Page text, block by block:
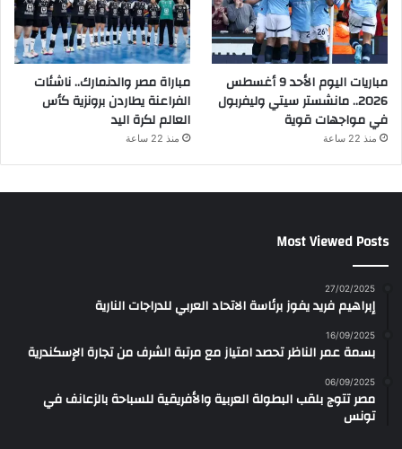
مباريات اليوم الأحد 9 أغسطس
2026.. مانشستر سيتي وليفربول
في مواجهات قوية
منذ 22 ساعة
مباراة مصر والدنمارك.. ناشئات
الفراعنة يطاردن برونزية كأس
العالم لكرة اليد
منذ 22 ساعة
Most Viewed Posts
27/02/2025
إبراهيم فريد يفوز برئاسة الاتحاد العربي للدراجات النارية
16/09/2025
بسمة عمر الناظر تحصد امتياز مع مرتبة الشرف من تجارة الإسكندرية
06/09/2025
مصر تتوج بلقب البطولة العربية والأفريقية للسباحة بالزعانف في
تونس